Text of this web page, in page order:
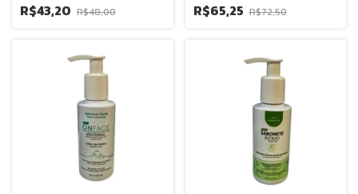
R$43,20 R$48,00 R$65,25 R$72,50